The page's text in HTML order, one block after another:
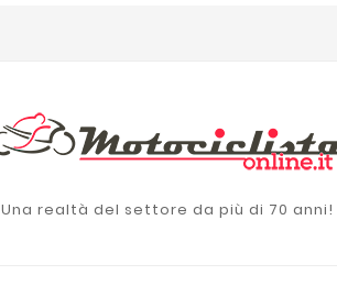
Una realtà del settore da più di 70 anni!